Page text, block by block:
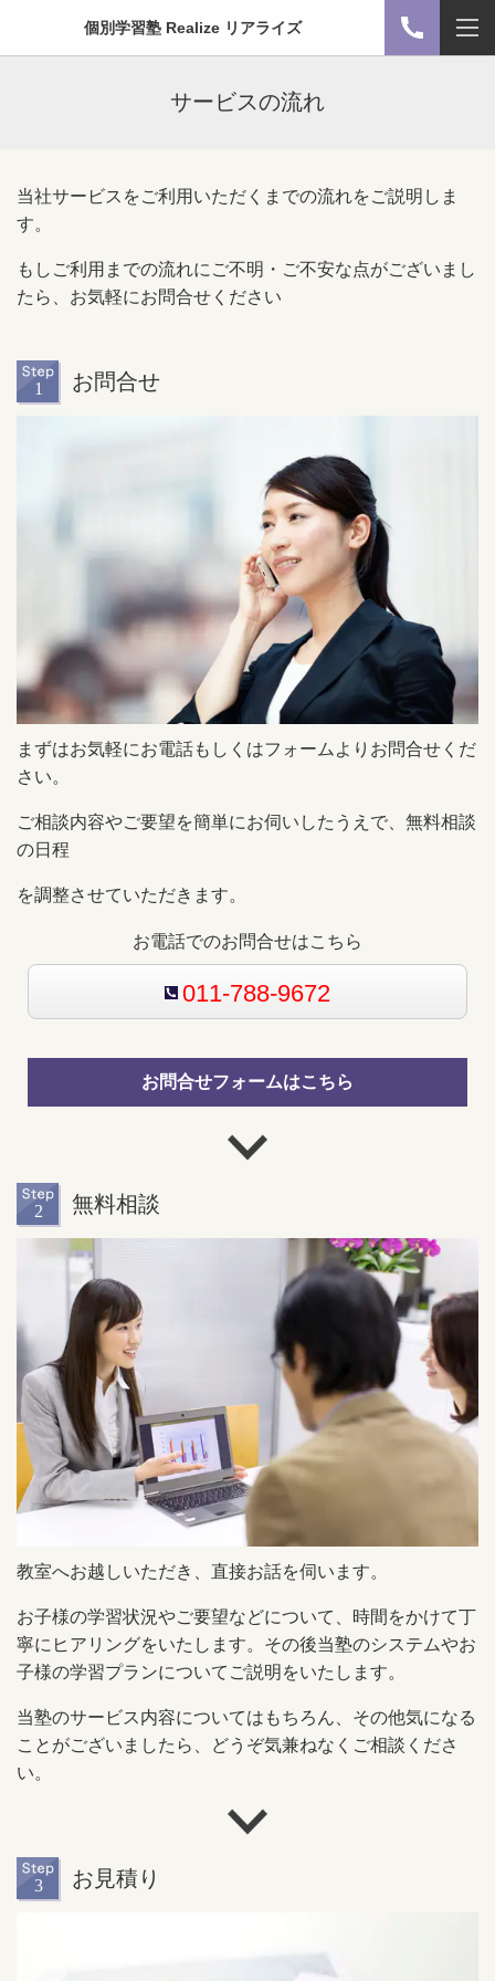
個別学習塾 Realize リアライズ
サービスの流れ
当社サービスをご利用いただくまでの流れをご説明しま
す。
もしご利用までの流れにご不明・ご不安な点がございまし
たら、お気軽にお問合せください
お問合せ
まずはお気軽にお電話もしくはフォームよりお問合せくだ
さい。
ご相談内容やご要望を簡単にお伺いしたうえで、無料相談
の日程
を調整させていただきます。
お電話でのお問合せはこちら
011-788-9672
お問合せフォームはこちら
無料相談
教室へお越しいただき、直接お話を伺います。
お子様の学習状況やご要望などについて、時間をかけて丁
寧にヒアリングをいたします。その後当塾のシステムやお
子様の学習プランについてご説明をいたします。
当塾のサービス内容についてはもちろん、その他気になる
ことがございましたら、どうぞ気兼ねなくご相談くださ
い。
お見積り